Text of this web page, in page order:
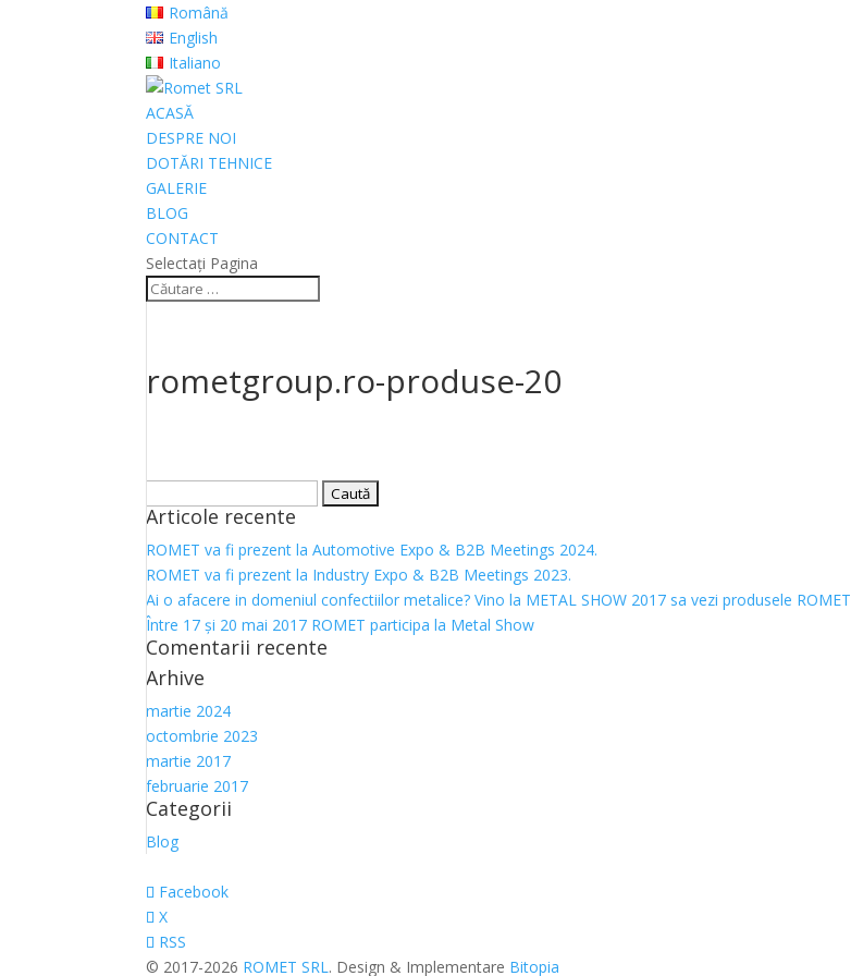
Română
English
Italiano
ACASĂ
DESPRE NOI
DOTĂRI TEHNICE
GALERIE
BLOG
CONTACT
Selectați Pagina
rometgroup.ro-produse-20
după:
Articole recente
ROMET va fi prezent la Automotive Expo & B2B Meetings 2024.
ROMET va fi prezent la Industry Expo & B2B Meetings 2023.
Ai o afacere in domeniul confectiilor metalice? Vino la METAL SHOW 2017 sa vezi produsele ROMET
Între 17 şi 20 mai 2017 ROMET participa la Metal Show
Comentarii recente
Arhive
martie 2024
octombrie 2023
martie 2017
februarie 2017
Categorii
Blog
Facebook
X
RSS
© 2017-2026 ROMET SRL. Design & Implementare Bitopia